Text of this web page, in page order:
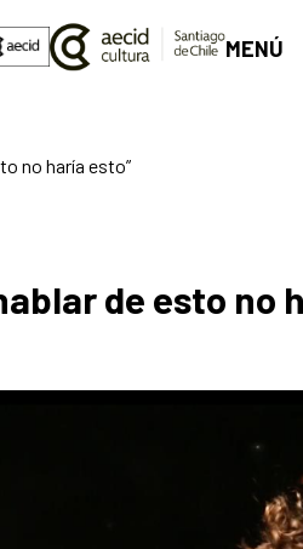
MENÚ
no haría esto”
de esto no